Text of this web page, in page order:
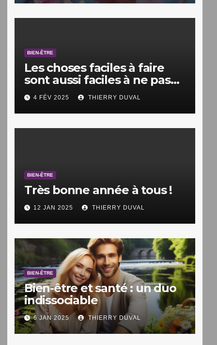
BIEN-ÊTRE
Les choses faciles à faire
sont aussi faciles à ne pas
faire.
4 FÉV 2025 THIERRY DUVAL
BIEN-ÊTRE
Très bonne année à tous !
12 JAN 2025 THIERRY DUVAL
BIEN-ÊTRE
Bien-être et santé : un duo
indissociable
6 JAN 2025 THIERRY DUVAL